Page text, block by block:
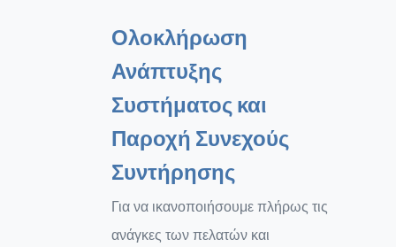
Ολοκλήρωση
Ανάπτυξης
Συστήματος και
Παροχή Συνεχούς
Συντήρησης
Για να ικανοποιήσουμε πλήρως τις
ανάγκες των πελατών και